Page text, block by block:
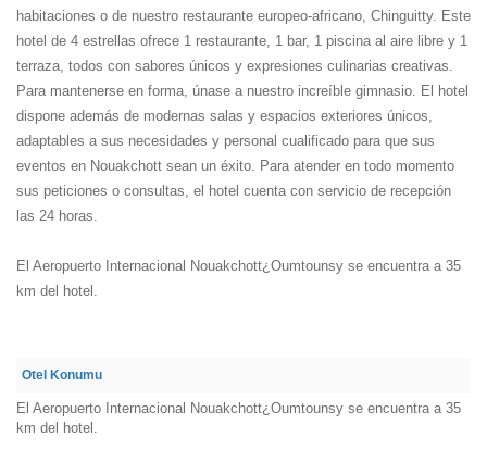
habitaciones o de nuestro restaurante europeo-africano, Chinguitty. Este
hotel de 4 estrellas ofrece 1 restaurante, 1 bar, 1 piscina al aire libre y 1
terraza, todos con sabores únicos y expresiones culinarias creativas.
Para mantenerse en forma, únase a nuestro increíble gimnasio. El hotel
dispone además de modernas salas y espacios exteriores únicos,
adaptables a sus necesidades y personal cualificado para que sus
eventos en Nouakchott sean un éxito. Para atender en todo momento
sus peticiones o consultas, el hotel cuenta con servicio de recepción
las 24 horas.
El Aeropuerto Internacional Nouakchott¿Oumtounsy se encuentra a 35
km del hotel.
Otel Konumu
El Aeropuerto Internacional Nouakchott¿Oumtounsy se encuentra a 35
km del hotel.